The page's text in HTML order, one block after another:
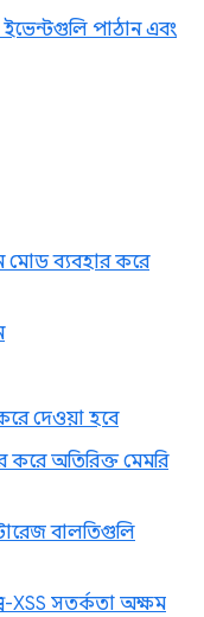
পাঠান এবং
মোড ব্যবহার করে
দেওয়া হবে
করে অতিরিক্ত মেমরি
বালতিগুলি
XSS সতর্কতা অক্ষম